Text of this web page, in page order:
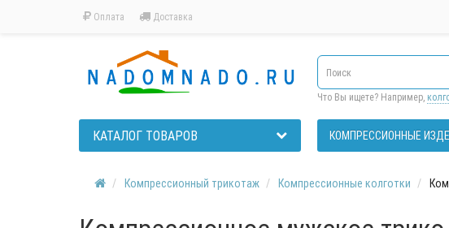
Оплата Доставка
Что Вы ищете? Например,
КАТАЛОГ ТОВАРОВ КОМПРЕССИОННЫЕ
Компрессионный трикотаж Компрессионные колготки